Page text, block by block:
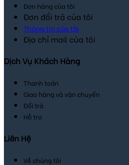
Đơn hàng của tôi
Đơn đổi trả của tôi
Thông tin của tôi
Địa chỉ mail của tôi
Dịch Vụ Khách Hàng
Thanh toán
Giao hàng và vận chuyển
Đổi trả
Hỗ trợ
Liên Hệ
Về chúng tôi